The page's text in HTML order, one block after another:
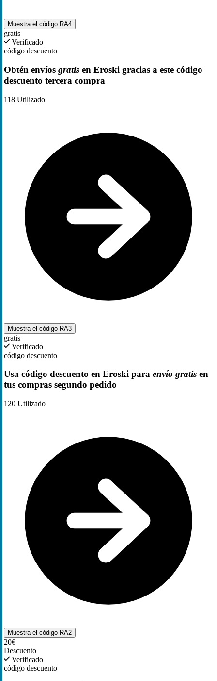
Muestra el código RA4
gratis
Verificado
código descuento
Obtén envíos gratis en Eroski gracias a este código
descuento tercera compra
118 Utilizado
Muestra el código RA3
gratis
Verificado
código descuento
Usa código descuento en Eroski para envío gratis en
tus compras segundo pedido
120 Utilizado
Muestra el código RA2
20€
Descuento
Verificado
código descuento